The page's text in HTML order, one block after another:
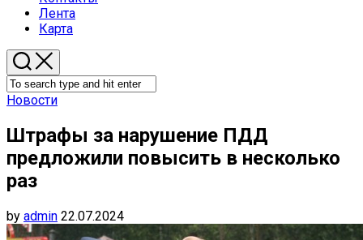
Лента
Карта
Новости
Штрафы за нарушение ПДД
предложили повысить в несколько
раз
by admin 22.07.2024